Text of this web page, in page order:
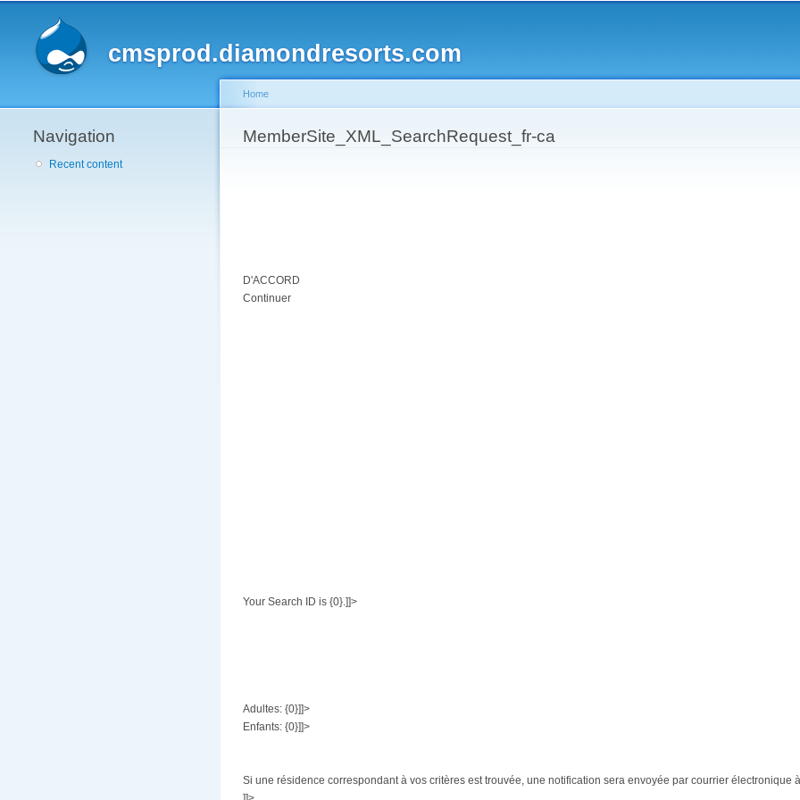
cmsprod.diamondresorts.com
Navigation
Recent content
You are here
Home
MemberSite_XML_SearchRequest_fr-ca
D'ACCORD
Continuer
Your Search ID is {0}.]]>
Adultes: {0}]]>
Enfants: {0}]]>
Si une résidence correspondant à vos critères est trouvée, une notification sera envoyée par courrier électronique